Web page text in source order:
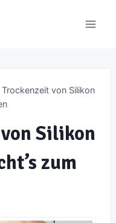
Trockenzeit von Silikon
Silikon
zum